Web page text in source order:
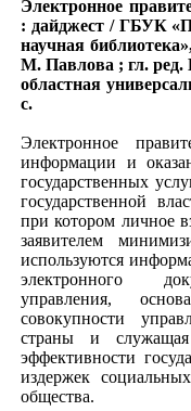
Электронное
: дайджест / ГБУК
научная
М. Павлова ; гл.
областная
с.
Электронное
информации и
государственных
государственной
при котором личное
заявителем
используются
электронного
управления,
совокупности
страны и
эффективности
издержек
общества.